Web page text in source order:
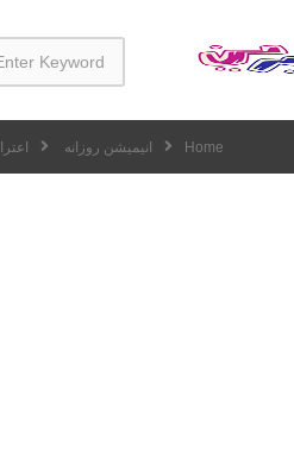
Home انیمیشن روزانه